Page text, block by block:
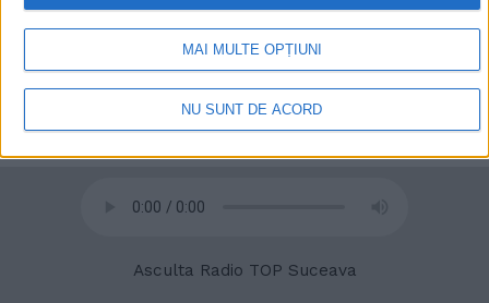
retrageți consimțământul în orice moment, revenind la acest site
și făcând clic pe butonul "Confidențialitate" din partea de jos a
paginii web.
MAI MULTE OPȚIUNI
NU SUNT DE ACORD
Radio TOP Suceava 104 FM
Asculta Radio TOP Suceava